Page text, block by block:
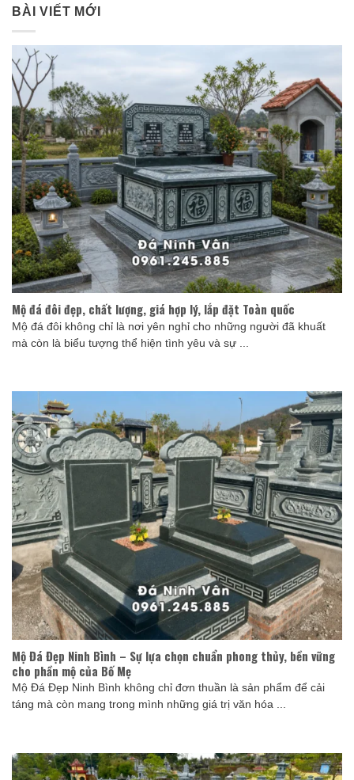
BÀI VIẾT MỚI
Mộ đá đôi đẹp, chất lượng, giá hợp lý, lắp đặt Toàn quốc
Mộ đá đôi không chỉ là nơi yên nghỉ cho những người đã khuất
mà còn là biểu tượng thể hiện tình yêu và sự ...
Mộ Đá Đẹp Ninh Bình – Sự lựa chọn chuẩn phong thủy, bền vững
cho phần mộ của Bố Mẹ
Mộ Đá Đẹp Ninh Bình không chỉ đơn thuần là sản phẩm để cải
táng mà còn mang trong mình những giá trị văn hóa ...